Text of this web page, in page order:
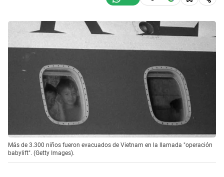
Más de 3.300 niños fueron evacuados de Vietnam en la llamada "operación
babylift". (Getty Images).